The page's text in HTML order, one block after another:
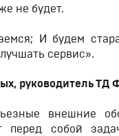
не будет.
И будем
сервис».
руководитель ТД
внешние
перед собой